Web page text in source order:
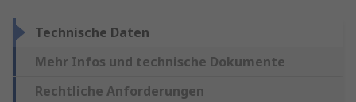
Technische Daten
Mehr Infos und technische Dokumente
Rechtliche Anforderungen